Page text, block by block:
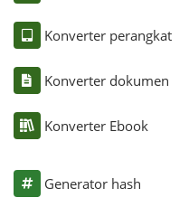
Konverter perangkat
Konverter dokumen
Konverter Ebook
Generator hash